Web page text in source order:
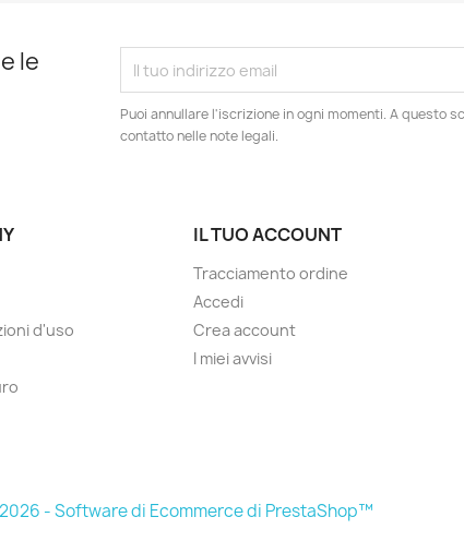
le
Puoi annullare l'iscrizione in ogni momenti. A questo
contatto nelle note legali.
d'uso
IL TUO ACCOUNT
Tracciamento ordine
Accedi
Crea account
I miei avvisi
- Software di Ecommerce di PrestaShop™